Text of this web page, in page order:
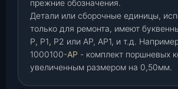
прежние обозначения.
Детали или сборочные единицы,
только для ремонта, имеют
Р, Р1, Р2 или АР, АР1, и т.д.
1000100-АР - комплект поршневых
увеличенным размером на 0,50мм.